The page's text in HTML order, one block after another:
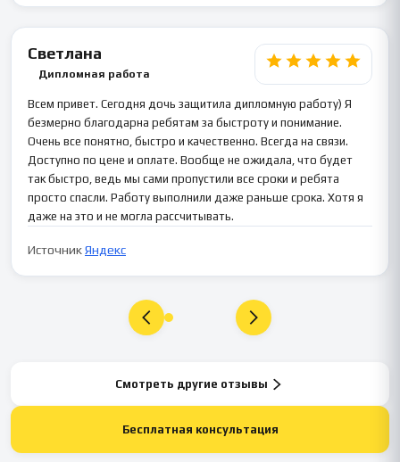
Светлана
Дипломная работа
Всем привет. Сегодня дочь защитила дипломную работу) Я
безмерно благодарна ребятам за быстроту и понимание.
Очень все понятно, быстро и качественно. Всегда на связи.
Доступно по цене и оплате. Вообще не ожидала, что будет
так быстро, ведь мы сами пропустили все сроки и ребята
просто спасли. Работу выполнили даже раньше срока. Хотя я
даже на это и не могла рассчитывать.
ИсточникЯндекс
Смотреть другие отзывы
Бесплатная консультация